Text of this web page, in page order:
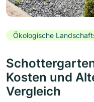
Ökologische
Kosten und
Vergleich